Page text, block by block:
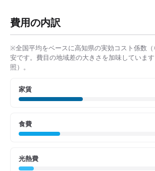
費用の内訳
※全国平均をベースに高知県の実効コスト係数（
安です。費目の地域差の大きさを加味していま
照）。
家賃
食費
光熱費